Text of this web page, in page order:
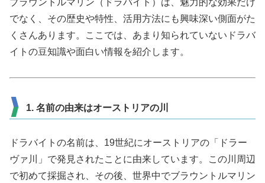
ブラウントルマリン（ドラバイト）は、魅力的な効果だけ
でなく、その歴史や特性、活用方法にも興味深い側面がた
くさんあります。ここでは、あまり知られていないドラバ
イトの豆知識や面白い情報を紹介します。
1. 名前の由来はオーストリアの川
ドラバイトの名前は、19世紀にオーストリアの「ドラー
ヴァ川」で発見されたことに由来しています。この川周辺
で初めて採掘され、その後、世界中でブラウントルマリン